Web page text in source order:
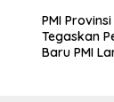
PMI
Tegaskan
Baru PMI